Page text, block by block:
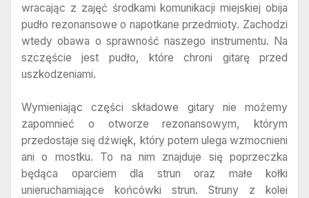
wracając z zajęć środkami komunikacji miejskiej obija
pudło rezonansowe o napotkane przedmioty. Zachodzi
wtedy obawa o sprawność naszego instrumentu. Na
szczęście jest pudło, które chroni gitarę przed
uszkodzeniami.
Wymieniając części składowe gitary nie możemy
zapomnieć o otworze rezonansowym, którym
przedostaje się dźwięk, który potem ulega wzmocnieni
ani o mostku. To na nim znajduje się poprzeczka
będąca oparciem dla strun oraz małe kołki
unieruchamiające końcówki strun. Struny z kolei